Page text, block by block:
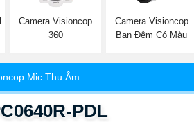
Camera Visioncop
360
Camera Visioncop
Ban Đêm Có Màu
Mic Thu Âm
PDL